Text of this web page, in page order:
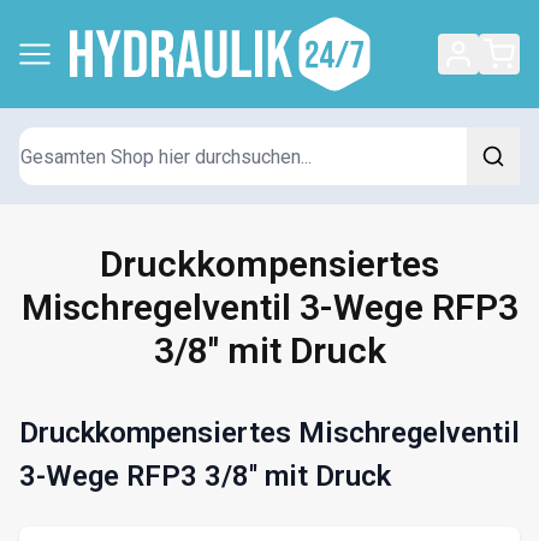
Suchen
Druckkompensiertes
Mischregelventil 3-Wege RFP3
3/8'' mit Druck
Druckkompensiertes Mischregelventil
3-Wege RFP3 3/8'' mit Druck